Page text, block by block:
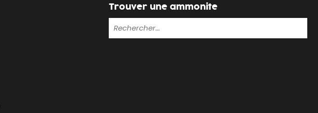
Trouver une ammonite